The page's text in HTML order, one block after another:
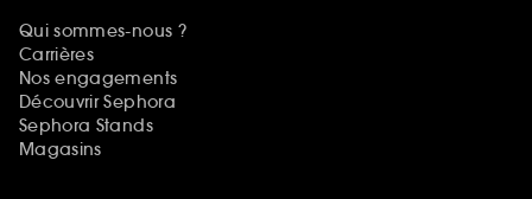
Qui sommes-nous ?
Carrières
Nos engagements
Découvrir Sephora
Sephora Stands
Magasins